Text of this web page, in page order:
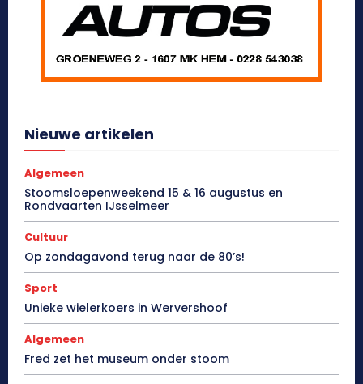
Nieuwe artikelen
Algemeen
Stoomsloepenweekend 15 & 16 augustus en
Rondvaarten IJsselmeer
Cultuur
Op zondagavond terug naar de 80’s!
Sport
Unieke wielerkoers in Wervershoof
Algemeen
Fred zet het museum onder stoom